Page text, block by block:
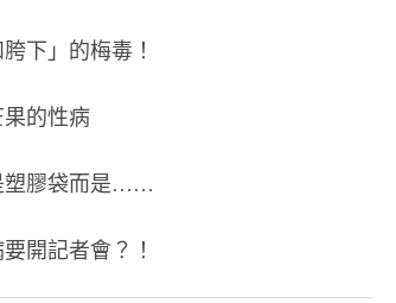
下」的梅毒！
的性病
塑膠袋而是……
開記者會？！